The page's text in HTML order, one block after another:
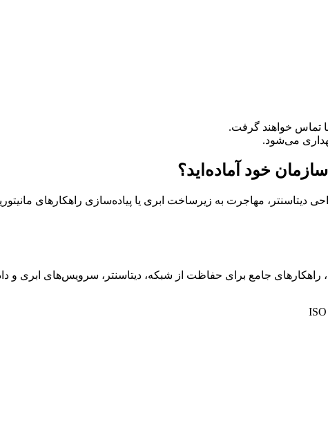
می‌شود.
خود آماده‌اید؟
دیتاسنتر، مهاجرت به زیرساخت ابری یا پیاده‌سازی راهکارهای
راهکارهای جامع برای حفاظت از شبکه، دیتاسنتر، سرویس‌های ابری
ISO